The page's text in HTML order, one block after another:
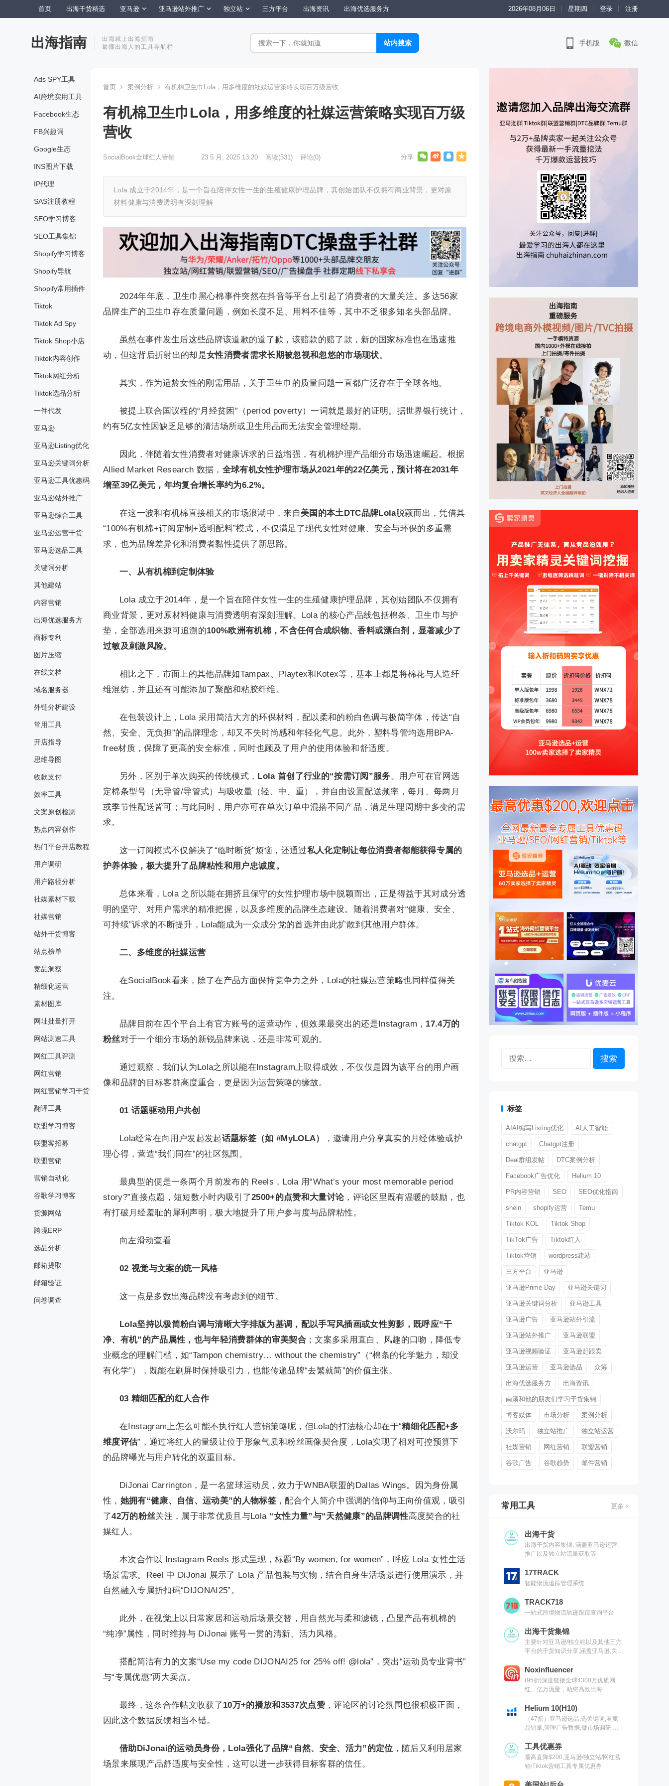
首页 出海干货精选 亚马逊 亚马逊站外推广 独立站 三方平台 出海资讯 出海优选服务方 2026年08月06日 星期四 登录 注册
出海指南
出海就上出海指南
最懂出海人的工具导航栏
手机版 微信
Ads SPY工具
AI跨境实用工具
Facebook生态
FB兴趣词
Google生态
INS图片下载
IP代理
SAS注册教程
SEO学习博客
SEO工具集锦
Shopify学习博客
Shopify导航
Shopify常用插件
Tiktok
Tiktok Ad Spy
Tiktok Shop小店
Tiktok内容创作
Tiktok网红分析
Tiktok选品分析
一件代发
亚马逊
亚马逊Listing优化
亚马逊关键词分析
亚马逊工具优惠码
亚马逊站外推广
亚马逊综合工具
亚马逊运营干货
亚马逊选品工具
关键词分析
其他建站
内容营销
出海优选服务方
商标专利
图片压缩
在线文档
域名服务器
外链分析建设
常用工具
开店指导
思维导图
收款支付
效率工具
文案原创检测
热点内容创作
热门平台开店教程
用户调研
用户路径分析
社媒素材下载
社媒营销
站外干货博客
站点榜单
竞品洞察
精细化运营
素材图库
网址批量打开
网站测速工具
网红工具评测
网红营销
网红营销学习干货
翻译工具
联盟学习博客
联盟客招募
联盟营销
营销自动化
谷歌学习博客
货源网站
跨境ERP
选品分析
邮箱提取
邮箱验证
问卷调查
首页 案例分析 有机棉卫生巾Lola，用多维度的社媒运营策略实现百万级营收
有机棉卫生巾Lola，用多维度的社媒运营策略实现百万级
营收
SocialBook全球红人营销 23 5 月, 2025 13:20 阅读(531) 评论(0)
Lola 成立于2014年，是一个旨在陪伴女性一生的生殖健康护理品牌，其创始团队不仅拥有商业背景，更对原
材料健康与消费透明有深刻理解
2024年年底，卫生巾黑心棉事件突然在抖音等平台上引起了消费者的大量关注。多达56家
品牌生产的卫生巾存在质量问题，例如长度不足、用料不佳等，其中不乏很多知名头部品牌。
虽然在事件发生后这些品牌该道歉的道了歉，该赔款的赔了款，新的国家标准也在迅速推
动，但这背后折射出的却是女性消费者需求长期被忽视和忽悠的市场现状。
其实，作为适龄女性的刚需用品，关于卫生巾的质量问题一直都广泛存在于全球各地。
被提上联合国议程的“月经贫困”（period poverty）一词就是最好的证明。据世界银行统计，
约有5亿女性因缺乏足够的清洁场所或卫生用品而无法安全管理经期。
因此，伴随着女性消费者对健康诉求的日益增强，有机棉护理产品细分市场迅速崛起。根据
Allied Market Research 数据， 全球有机女性护理市场从2021年的22亿美元，预计将在2031年
增至39亿美元，年均复合增长率约为6.2%。
在这一波和有机棉直接相关的市场浪潮中，来自美国的本土DTC品牌Lola脱颖而出，凭借其
“100%有机棉+订阅定制+透明配料”模式，不仅满足了现代女性对健康、安全与环保的多重需
求，也为品牌差异化和消费者黏性提供了新思路。
一、从有机棉到定制体验
Lola 成立于2014年，是一个旨在陪伴女性一生的生殖健康护理品牌，其创始团队不仅拥有
商业背景，更对原材料健康与消费透明有深刻理解。Lola 的核心产品线包括棉条、卫生巾与护
垫，全部选用来源可追溯的100%欧洲有机棉，不含任何合成织物、香料或漂白剂，显著减少了
过敏及刺激风险。
相比之下，市面上的其他品牌如Tampax、Playtex和Kotex等，基本上都是将棉花与人造纤
维混纺，并且还有可能添加了聚酯和粘胶纤维。
在包装设计上，Lola 采用简洁大方的环保材料，配以柔和的粉白色调与极简字体，传达“自
然、安全、无负担”的品牌理念，却又不失时尚感和年轻化气息。此外，塑料导管均选用BPA-
free材质，保障了更高的安全标准，同时也顾及了用户的使用体验和舒适度。
另外，区别于单次购买的传统模式， Lola 首创了行业的“按需订阅”服务。用户可在官网选
定棉条型号（无导管/导管式）与吸收量（轻、中、重），并自由设置配送频率，每月、每两月
或季节性配送皆可；与此同时，用户亦可在单次订单中混搭不同产品，满足生理周期中多变的需
求。
这一订阅模式不仅解决了“临时断货”烦恼，还通过私人化定制让每位消费者都能获得专属的
护养体验，极大提升了品牌粘性和用户忠诚度。
总体来看，Lola 之所以能在拥挤且保守的女性护理市场中脱颖而出，正是得益于其对成分透
明的坚守、对用户需求的精准把握，以及多维度的品牌生态建设。随着消费者对“健康、安全、
可持续”诉求的不断提升，Lola能成为一众成分党的首选并由此扩散到其他用户群体。
二、多维度的社媒运营
在SocialBook看来，除了在产品方面保持竞争力之外，Lola的社媒运营策略也同样值得关
注。
品牌目前在四个平台上有官方账号的运营动作，但效果最突出的还是Instagram， 17.4万的
粉丝对于一个细分市场的新锐品牌来说，还是非常可观的。
通过观察，我们认为Lola之所以能在Instagram上取得成效，不仅仅是因为该平台的用户画
像和品牌的目标客群高度重合，更是因为运营策略的缘故。
01 话题驱动用户共创
Lola经常在向用户发起发起话题标签（如 #MyLOLA）
，邀请用户分享真实的月经体验或护
理心得，营造“我们同在”的社区氛围。
最典型的便是一条两个月前发布的 Reels，Lola 用“What’s your most memorable period
story?”直接点题，短短数小时内吸引了2500+的点赞和大量讨论，评论区里既有温暖的鼓励，也
有打破月经羞耻的犀利声明，极大地提升了用户参与度与品牌粘性。
向左滑动查看
02 视觉与文案的统一风格
这一点是多数出海品牌没有考虑到的细节。
Lola坚持以极简粉白调与清晰大字排版为基调，配以手写风插画或女性剪影，既呼应“干
净、有机”的产品属性，也与年轻消费群体的审美契合；文案多采用直白、风趣的口吻，降低专
业概念的理解门槛，如“Tampon chemistry… without the chemistry”（“棉条的化学魅力，却没
有化学”），既能在刷屏时保持吸引力，也能传递品牌“去繁就简”的价值主张。
03 精细匹配的红人合作
在Instagram上怎么可能不执行红人营销策略呢，但Lola的打法核心却在于“精细化匹配+多
维度评估”，通过将红人的量级让位于形象气质和粉丝画像契合度，Lola实现了相对可控预算下
的品牌曝光与用户转化的双重目标。
DiJonai Carrington，是一名篮球运动员，效力于WNBA联盟的Dallas Wings。因为身份属
性， 她拥有“健康、自信、运动美”的人物标签，配合个人简介中强调的信仰与正向价值观，吸引
了42万的粉丝关注，属于非常优质且与Lola “女性力量”与“天然健康”的品牌调性高度契合的社
媒红人。
本次合作以 Instagram Reels 形式呈现，标题“By women, for women”，呼应 Lola 女性生活
场景需求。Reel 中 DiJonai 展示了 Lola 产品包装与实物，结合自身生活场景进行使用演示，并
自然融入专属折扣码“DIJONAI25”。
此外，在视觉上以日常家居和运动后场景交替，用自然光与柔和滤镜，凸显产品有机棉的
“纯净”属性，同时维持与 DiJonai 账号一贯的清新、活力风格。
搭配简洁有力的文案“Use my code DIJONAI25 for 25% off! @lola”，突出“运动员专业背书”
与“专属优惠”两大卖点。
最终，这条合作帖文收获了10万+的播放和3537次点赞，评论区的讨论氛围也很积极正面，
因此这个数据反馈相当不错。
借助DiJonai的运动员身份，Lola强化了品牌“自然、安全、活力”的定位 ，随后又利用居家
场景来展现产品舒适度与安全性，这可以进一步获得目标客群的信任。
标签
AIAI编写Listing优化 AI人工智能
chatgpt Chatgpt注册
Deal群组发帖 DTC案例分析
Facebook广告优化 Helium 10
PR内容营销 SEO SEO优化指南
shein shopify运营 Temu
Tiktok KOL Tiktok Shop
TikTok广告 Tiktok红人
Tiktok营销 wordpress建站
三方平台 亚马逊
亚马逊Prime Day 亚马逊关键词
亚马逊关键词分析 亚马逊工具
亚马逊广告 亚马逊站外引流
亚马逊站外推广 亚马逊联盟
亚马逊视频验证 亚马逊赶跟卖
亚马逊运营 亚马逊选品 众筹
出海优选服务方 出海资讯
南溪和他的朋友们学习干货集锦
博客媒体 市场分析 案例分析
沃尔玛 独立站推广 独立站运营
社媒营销 网红营销 联盟营销
谷歌广告 谷歌趋势 邮件营销
常用工具 更多
出海干货
出海干货内容集锦, 涵盖亚马逊运营,
推广以及独立站流量获取等
17TRACK
智能物流追踪管理系统
TRACK718
一站式跨境物流轨迹跟踪查询平台
出海干货集锦
主要针对亚马逊/独立站以及其他三方
平台的干货知识分享,涵盖亚马逊,关键
具以及出海干货集锦,欢迎关注
Noxinfluencer
(95折)深度链接全球4300万优质网
红、亿万流量，助您高效出海
Helium 10(H10)
（47折）亚马逊选品,选关键词,看竞
品销量,管理广告数据,做市场调研,有
工具优惠券
最高直降$200,亚马逊/独立站/网红营
销/Tiktok营销工具专属优惠券